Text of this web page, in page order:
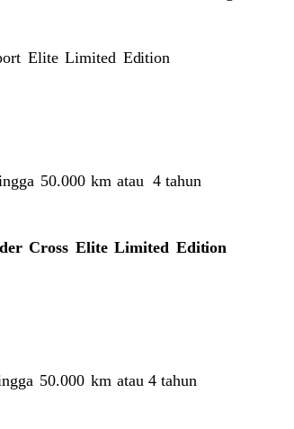
Elite Limited Edition
50.000 km atau 4 tahun
Cross Elite Limited Edition
50.000 km atau 4 tahun